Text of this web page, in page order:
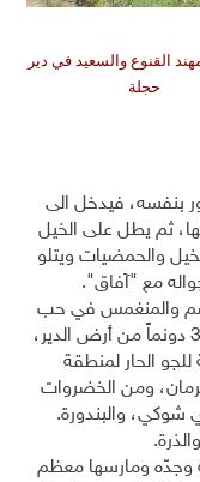
القنوع والسعيد في دير
حجلة
بنفسه، فيدخل الى
ثم يطل على الخيل
والحمضيات ويتلو
مع "آفاق".
والمنغمس في حب
مهنته أصناف التنوع الزراعي على مساحة 320 دونماً من أرض الدير،
الحار لمنطقة
ومن الخضروات
شوكي، والبندورة.
وجدّه ومارسها معظم